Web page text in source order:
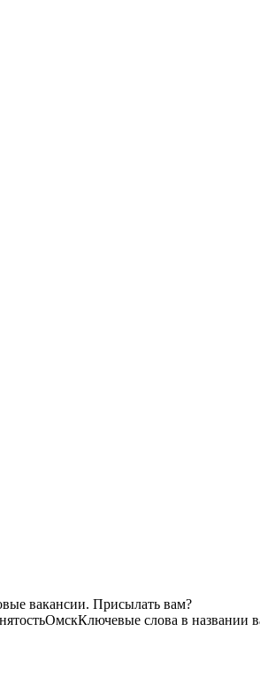
вакансии. Присылать вам?
ОмскКлючевые слова в названии